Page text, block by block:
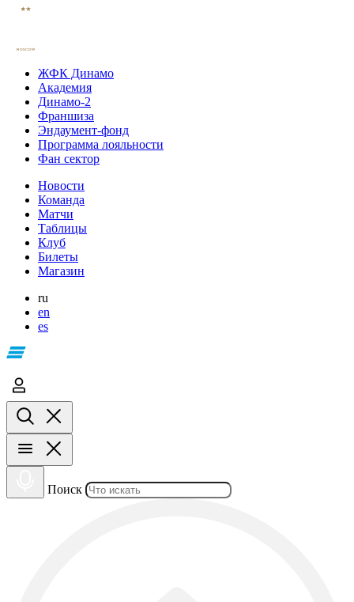
ЖФК Динамо
Академия
Динамо-2
Франшиза
Эндаумент-фонд
Программа лояльности
Фан сектор
Новости
Команда
Матчи
Таблицы
Клуб
Билеты
Магазин
ru
en
es
Поиск